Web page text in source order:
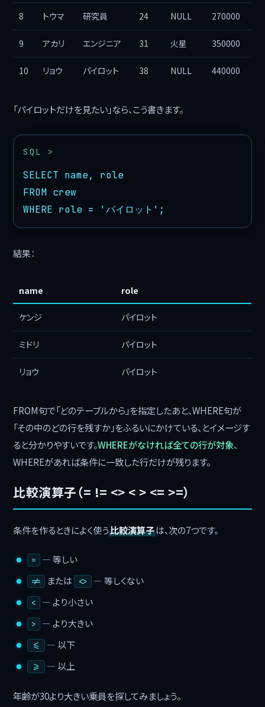
8 トウマ 研究員 24 NULL 270000
9 アカリ エンジニア 31 火星 350000
10 リョウ パイロット 38 NULL 440000
「パイロットだけを見たい」なら、こう書きます。
SELECT name, role
FROM crew
WHERE role = 'パイロット';
結果：
name role
ケンジ パイロット
ミドリ パイロット
リョウ パイロット
FROM句で「どのテーブルから」を指定したあと、WHERE句が
「その中のどの行を残すか」をふるいにかけている、とイメージす
ると分かりやすいです。WHEREがなければ全ての行が対象、
WHEREがあれば条件に一致した行だけが残ります。
比較演算子（= != <> < > <= >=）
条件を作るときによく使う比較演算子は、次の7つです。
= ― 等しい
!= または <> ― 等しくない
< ― より小さい
> ― より大きい
<= ― 以下
>= ― 以上
年齢が30より大きい乗員を探してみましょう。